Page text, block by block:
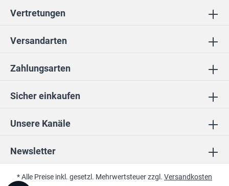
Unsere Kanäle
Vertretungen
Sicher einkaufen
Newsletter
Zahlungsarten
Versandarten
* Alle Preise inkl. gesetzl. Mehrwertsteuer zzgl. Versandkosten